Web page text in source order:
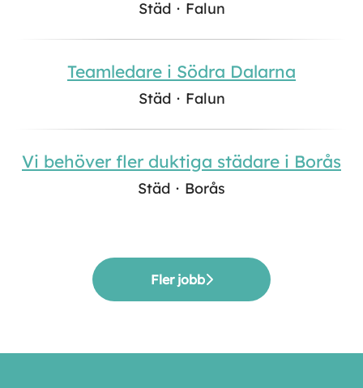
Städ · Falun
Teamledare i Södra Dalarna
Städ · Falun
Vi behöver fler duktiga städare i Borås
Städ · Borås
Fler jobb